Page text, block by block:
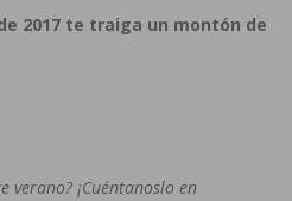
2017 te traiga un montón de
verano? ¡Cuéntanoslo en